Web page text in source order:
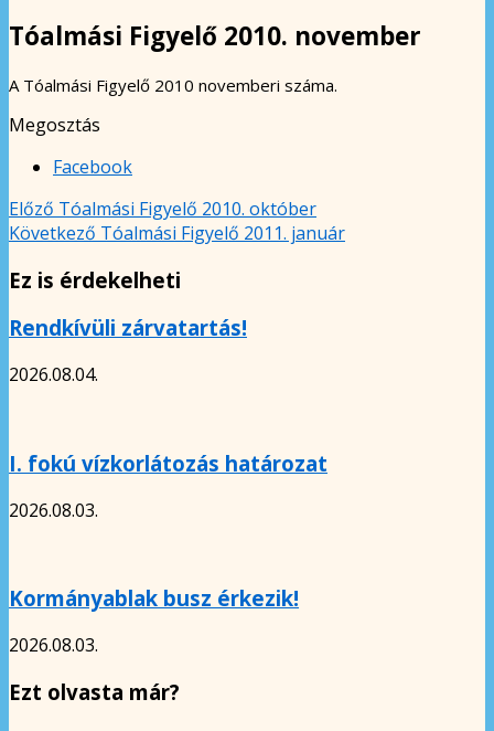
Tóalmási Figyelő 2010. november
A Tóalmási Figyelő 2010 novemberi száma.
Megosztás
Facebook
Előző Tóalmási Figyelő 2010. október
Következő Tóalmási Figyelő 2011. január
Ez is érdekelheti
Rendkívüli zárvatartás!
2026.08.04.
I. fokú vízkorlátozás határozat
2026.08.03.
Kormányablak busz érkezik!
2026.08.03.
Ezt olvasta már?